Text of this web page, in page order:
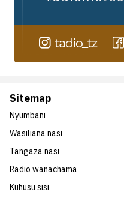
Sitemap
Nyumbani
Wasiliana nasi
Tangaza nasi
Radio wanachama
Kuhusu sisi